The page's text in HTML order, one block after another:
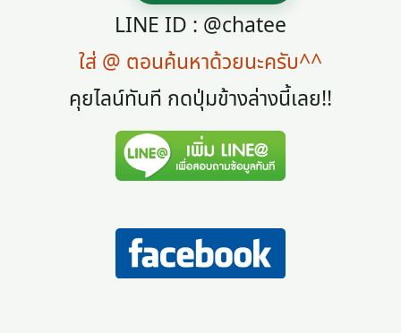
LINE ID : @chatee
ใส่ @ ตอนค้นหาด้วยนะครับ^^
คุยไลน์ทันที กดปุ่มข้างล่างนี้เลย!!